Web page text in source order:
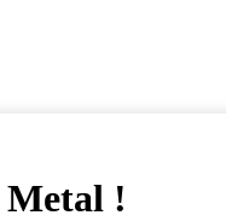
!